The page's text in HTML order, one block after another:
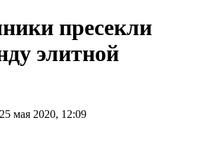
пресекли
элитной
мая 2020, 12:09